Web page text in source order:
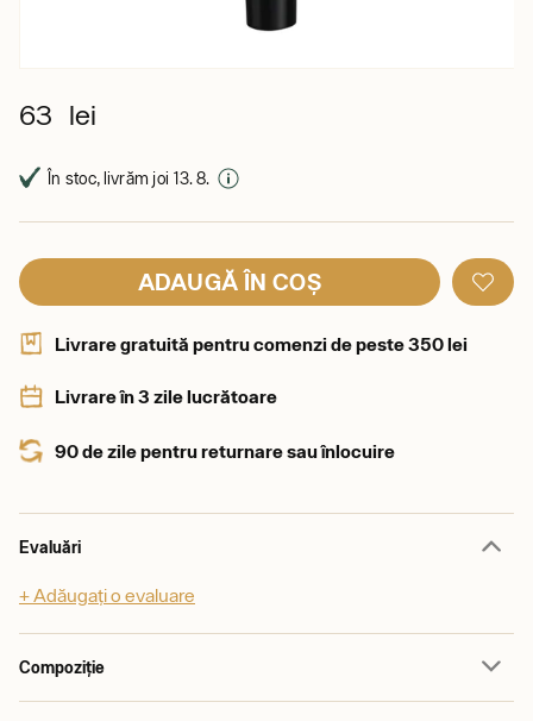
63 lei
În stoc, livrăm joi 13. 8.
ADAUGĂ ÎN COȘ
Livrare gratuită pentru comenzi de peste 350 lei
Livrare în 3 zile lucrătoare
90 de zile pentru returnare sau înlocuire
Evaluări
+ Adăugați o evaluare
Compoziție